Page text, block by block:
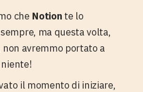
che Notion te lo
ma questa volta,
non avremmo portato a
il momento di iniziare,